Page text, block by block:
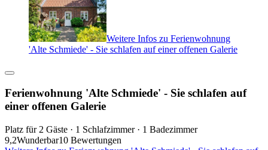
Weitere Infos zu Ferienwohnung
'Alte Schmiede' - Sie schlafen auf einer offenen Galerie
Ferienwohnung 'Alte Schmiede' - Sie schlafen auf
einer offenen Galerie
Platz für 2 Gäste · 1 Schlafzimmer · 1 Badezimmer
9,2Wunderbar10 Bewertungen